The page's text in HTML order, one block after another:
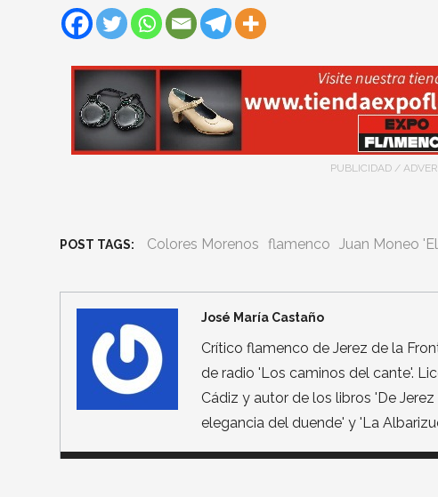
PUBLICIDAD /
POST TAGS: Colores Morenos flamenco Juan Moneo
José María Castaño
Crítico flamenco de Jerez de la
de radio 'Los caminos del cante'.
Cádiz y autor de los libros 'De
elegancia del duende' y 'La